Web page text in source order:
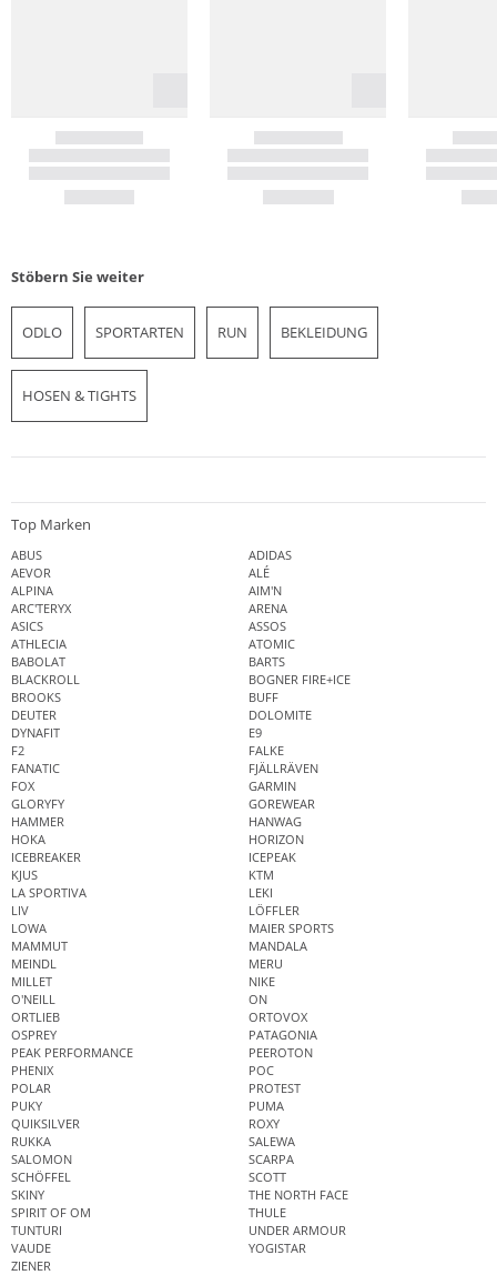
Stöbern Sie weiter
ODLO SPORTARTEN RUN BEKLEIDUNG
HOSEN & TIGHTS
Top Marken
ABUS
ADIDAS
AEVOR
ALÉ
ALPINA
AIM'N
ARC'TERYX
ARENA
ASICS
ASSOS
ATHLECIA
ATOMIC
BABOLAT
BARTS
BLACKROLL
BOGNER FIRE+ICE
BROOKS
BUFF
DEUTER
DOLOMITE
DYNAFIT
E9
F2
FALKE
FANATIC
FJÄLLRÄVEN
FOX
GARMIN
GLORYFY
GOREWEAR
HAMMER
HANWAG
HOKA
HORIZON
ICEBREAKER
ICEPEAK
KJUS
KTM
LA SPORTIVA
LEKI
LIV
LÖFFLER
LOWA
MAIER SPORTS
MAMMUT
MANDALA
MEINDL
MERU
MILLET
NIKE
O'NEILL
ON
ORTLIEB
ORTOVOX
OSPREY
PATAGONIA
PEAK PERFORMANCE
PEEROTON
PHENIX
POC
POLAR
PROTEST
PUKY
PUMA
QUIKSILVER
ROXY
RUKKA
SALEWA
SALOMON
SCARPA
SCHÖFFEL
SCOTT
SKINY
THE NORTH FACE
SPIRIT OF OM
THULE
TUNTURI
UNDER ARMOUR
VAUDE
YOGISTAR
ZIENER